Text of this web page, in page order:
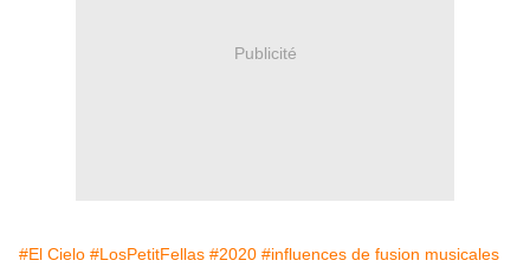
Publicité
#El Cielo #LosPetitFellas #2020 #influences de fusion musicales